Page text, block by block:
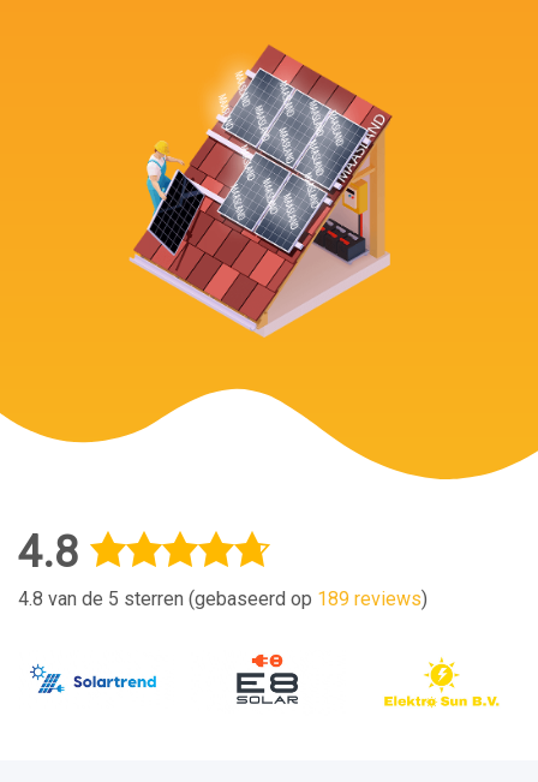
4.8
4.8 van de 5 sterren (gebaseerd op 189 reviews)